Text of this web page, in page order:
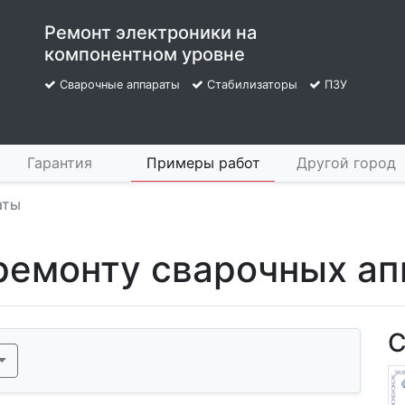
Ремонт электроники на
компонентном уровне
Сварочные аппараты Стабилизаторы ПЗУ
Гарантия Примеры работ Другой город
сварочных